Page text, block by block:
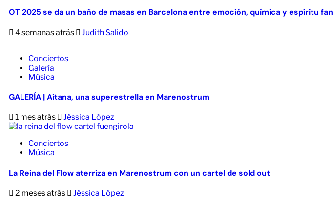
OT 2025 se da un baño de masas en Barcelona entre emoción, química y espíritu fan
4 semanas atrás Judith Salido
Conciertos
Galería
Música
GALERÍA | Aitana, una superestrella en Marenostrum
1 mes atrás Jéssica López
Conciertos
Música
La Reina del Flow aterriza en Marenostrum con un cartel de sold out
2 meses atrás Jéssica López